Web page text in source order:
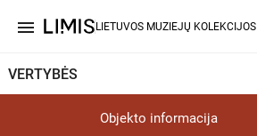
menu LIETUVOS MUZIEJŲ KOLEKCIJOS
VERTYBĖS
Objekto informacija